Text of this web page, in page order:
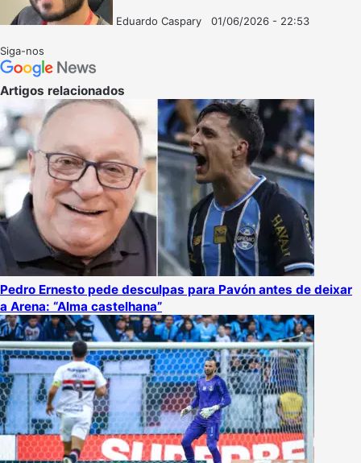
Eduardo Caspary
01/06/2026 - 22:53
Siga-nos
Artigos relacionados
Pedro Ernesto pede desculpas para Pavón antes de deixar
a Arena: “Alma castelhana”